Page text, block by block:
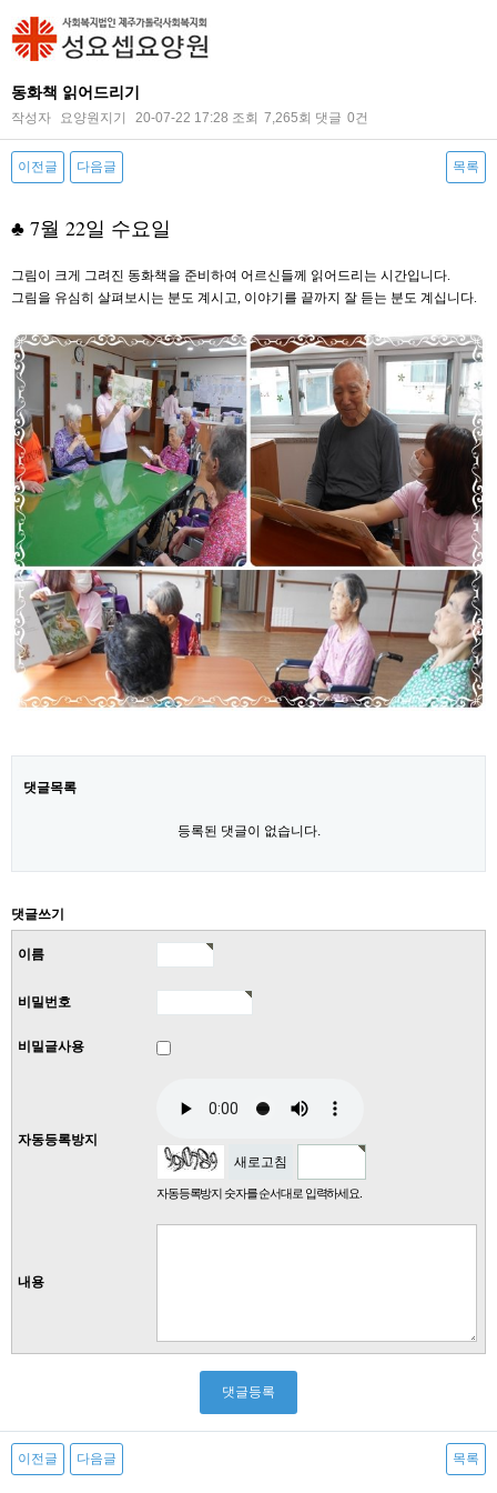
동화책 읽어드리기
작성자 요양원지기 20-07-22 17:28 조회 7,265회 댓글 0건
이전글 다음글 목록
♣ 7월 22일 수요일
그림이 크게 그려진 동화책을 준비하여 어르신들께 읽어드리는 시간입니다.
그림을 유심히 살펴보시는 분도 계시고, 이야기를 끝까지 잘 듣는 분도 계십니다.
댓글목록
등록된 댓글이 없습니다.
댓글쓰기
이름
비밀번호
비밀글사용
자동등록방지
새로고침
자동등록방지 숫자를 순서대로 입력하세요.
내용
이전글 다음글 목록